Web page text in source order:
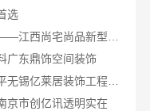
选
广东鼎饰空间装饰
梁溪大平层翻新多少钱一平无锡亿莱居装饰工程材料有限公司报价
京市创亿讯透明实在